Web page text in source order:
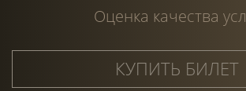
Оценка качества
КУПИТЬ БИЛЕТ